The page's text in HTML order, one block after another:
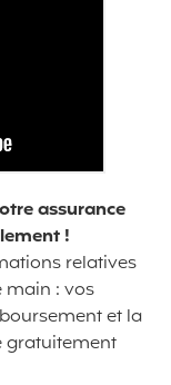
assurance
!
relatives
main : vos
et la
gratuitement